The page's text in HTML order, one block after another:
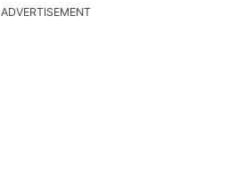
ADVERTISEMENT